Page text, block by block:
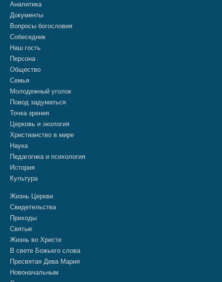
Аналитика
Документы
Вопросы богословия
Собеседник
Наш гость
Персона
Общество
Семья
Молодежный уголок
Повод задуматься
Точка зрения
Церковь и экология
Христианство в мире
Наука
Педагогика и психология
История
Культура
Жизнь Церкви
Свидетельства
Приходы
Святые
Жизнь во Христе
В свете Божьего слова
Пресвятая Дева Мария
Новоначальным